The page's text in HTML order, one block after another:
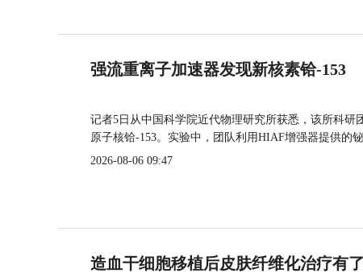
强流重离子加速器发现新核素铪-153
记者5日从中国科学院近代物理研究所获悉，该所科
原子核铪-153。实验中，团队利用HIAF增强器提供的
2026-08-06 09:47
造血干细胞移植后皮肤纤维化治疗有